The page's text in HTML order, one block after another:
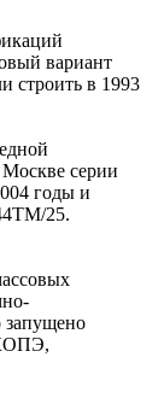
вариант
строить в 1993
серии
годы и
25.
запущено